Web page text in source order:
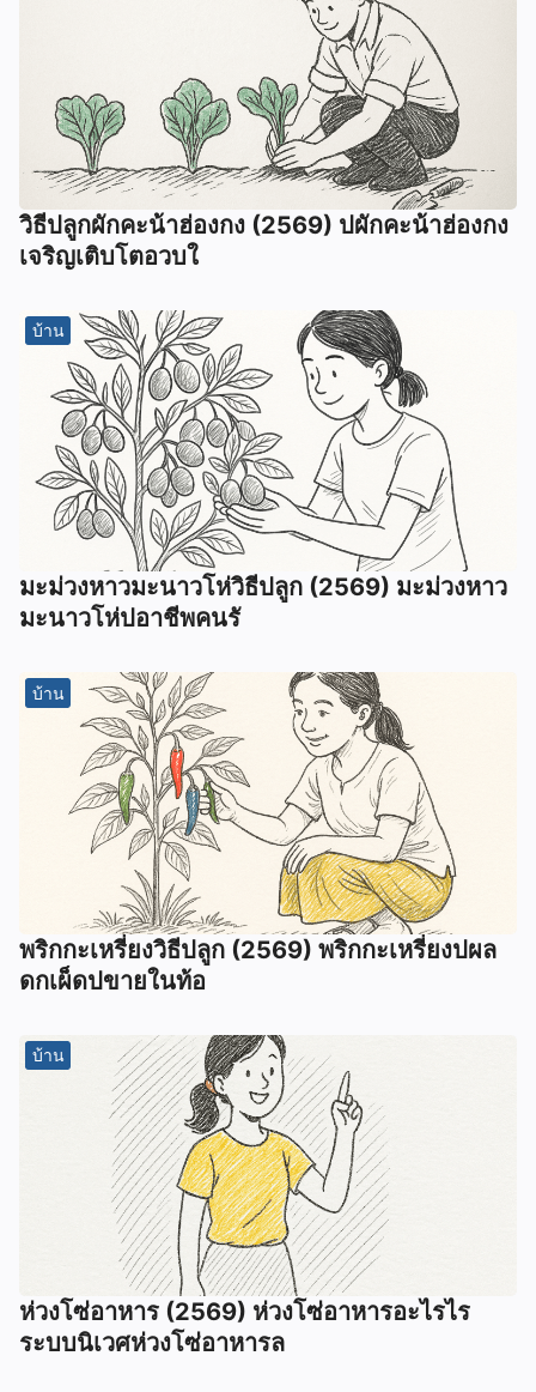
วิธีปลูกผักคะน้าฮ่องกง (2569) ปผักคะน้าฮ่องกง
เจริญเติบโตอวบใ
บ้าน
มะม่วงหาวมะนาวโห่วิธีปลูก (2569) มะม่วงหาว
มะนาวโห่ปอาชีพคนรั
บ้าน
พริกกะเหรี่ยงวิธีปลูก (2569) พริกกะเหรี่ยงปผล
ดกเผ็ดปขายในท้อ
บ้าน
ห่วงโซ่อาหาร (2569) ห่วงโซ่อาหารอะไรไร
ระบบนิเวศห่วงโซ่อาหารล